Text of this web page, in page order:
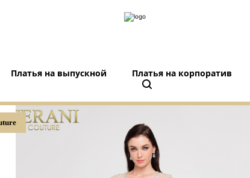
Платья на выпускной Платья на корпоратив